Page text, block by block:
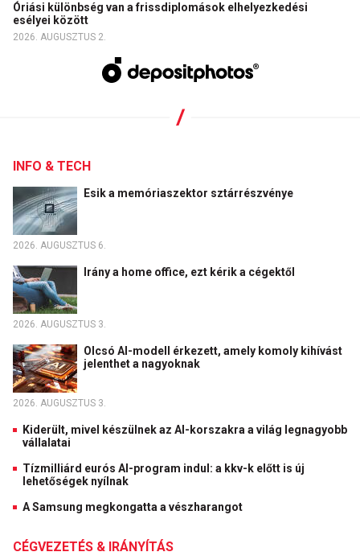
Óriási különbség van a frissdiplomások elhelyezkedési
esélyei között
2026. AUGUSZTUS 2.
INFO & TECH
Esik a memóriaszektor sztárrészvénye
2026. AUGUSZTUS 6.
Irány a home office, ezt kérik a cégektől
2026. AUGUSZTUS 3.
Olcsó AI-modell érkezett, amely komoly kihívást
jelenthet a nagyoknak
2026. AUGUSZTUS 3.
Kiderült, mivel készülnek az AI-korszakra a világ legnagyobb
vállalatai
Tízmilliárd eurós AI-program indul: a kkv-k előtt is új
lehetőségek nyílnak
A Samsung megkongatta a vészharangot
CÉGVEZETÉS & IRÁNYÍTÁS